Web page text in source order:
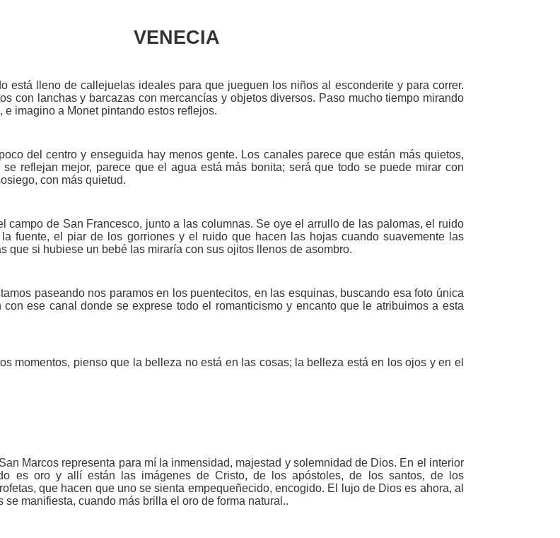
VENECIA
está lleno de callejuelas ideales para que jueguen los niños al esconderite y para correr.
con lanchas y barcazas con mercancías y objetos diversos. Paso mucho tiempo mirando
e imagino a Monet pintando estos reflejos.
del centro y enseguida hay menos gente. Los canales parece que están más quietos,
reflejan mejor, parece que el agua está más bonita; será que todo se puede mirar con
con más quietud.
campo de San Francesco, junto a las columnas. Se oye el arrullo de las palomas, el ruido
fuente, el piar de los gorriones y el ruido que hacen las hojas cuando suavemente las
que si hubiese un bebé las miraría con sus ojitos llenos de asombro.
paseando nos paramos en los puentecitos, en las esquinas, buscando esa foto única
ese canal donde se exprese todo el romanticismo y encanto que le atribuimos a esta
momentos, pienso que la belleza no está en las cosas; la belleza está en los ojos y en el
Marcos representa para mí la inmensidad, majestad y solemnidad de Dios. En el interior
es oro y allí están las imágenes de Cristo, de los apóstoles, de los santos, de los
que hacen que uno se sienta empequeñecido, encogido. El lujo de Dios es ahora, al
se manifiesta, cuando más brilla el oro de forma natural..